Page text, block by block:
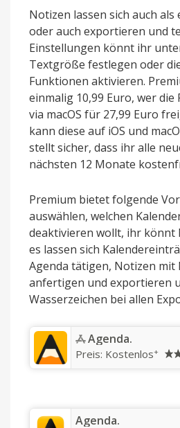
Notizen lassen sich auch
oder auch exportieren und
Einstellungen könnt ihr
Textgröße festlegen oder
Funktionen aktivieren.
einmalig 10,99 Euro, wer
via macOS für 27,99 Euro
kann diese auf iOS und
stellt sicher, dass ihr alle
nächsten 12 Monate
Premium bietet folgende
auswählen, welchen
deaktivieren wollt, ihr könnt
es lassen sich
Agenda tätigen, Notizen mit
anfertigen und exportieren
Wasserzeichen bei allen
‎Agenda.
Preis: Kostenlos+
‎Agenda.